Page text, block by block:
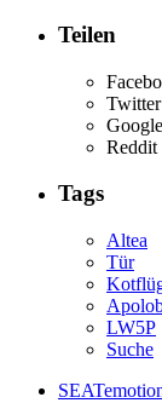
Teilen
Twitter
Reddit
Tags
Altea
Tür
LW5P
Suche